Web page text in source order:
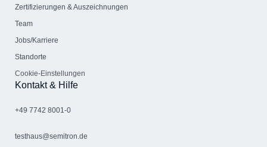
Zertifizierungen & Auszeichnungen
Team
Jobs/Karriere
Standorte
Cookie-Einstellungen
Kontakt & Hilfe
+49 7742 8001-0
testhaus@semitron.de